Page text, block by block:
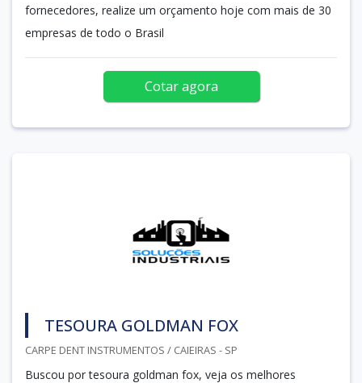
fornecedores, realize um orçamento hoje com mais de 30
empresas de todo o Brasil
Cotar agora
TESOURA GOLDMAN FOX
CARPE DENT INSTRUMENTOS / CAIEIRAS - SP
Buscou por tesoura goldman fox, veja os melhores